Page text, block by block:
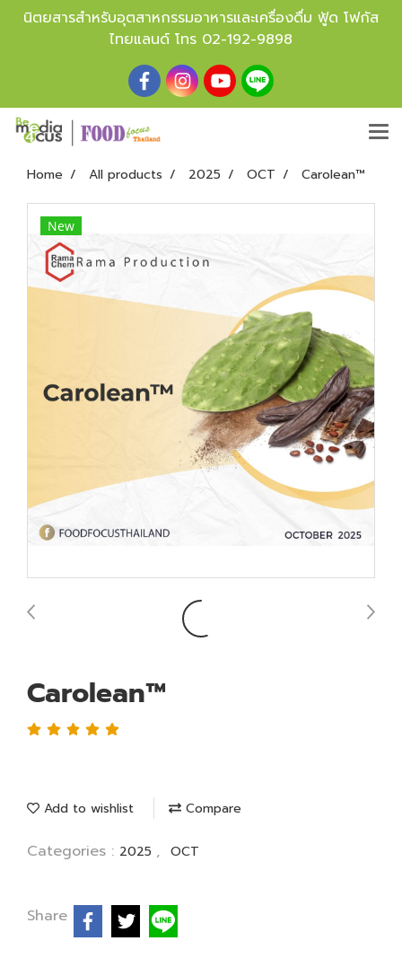
นิตยสารสำหรับอุตสาหกรรมอาหารและเครื่องดื่ม ฟู้ด โฟกัส
ไทยแลนด์ โทร 02-192-9898
Home All products 2025 OCT Carolean™
New
Carolean™
Add to wishlist Compare
Categories : 2025 , OCT
Share